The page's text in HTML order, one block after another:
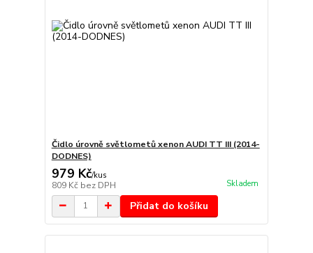
Čidlo úrovně světlometů xenon AUDI TT III (2014-
DODNES)
979 Kč/kus
809 Kč bez DPH Skladem
Přidat do košíku